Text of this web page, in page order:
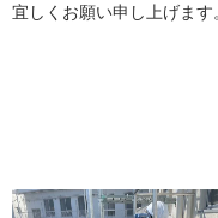
宜しくお願い申し上げます